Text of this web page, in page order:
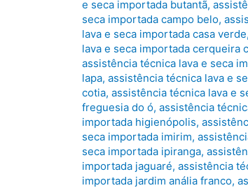
e seca importada butantã,
seca importada campo belo,
lava e seca importada casa verde,
lava e seca importada cerqueira
assistência técnica lava e seca
lapa, assistência técnica lava e
cotia, assistência técnica lava e
freguesia do ó, assistência
importada higienópolis,
seca importada imirim,
seca importada ipiranga,
importada jaguaré, assistência
importada jardim anália franco,